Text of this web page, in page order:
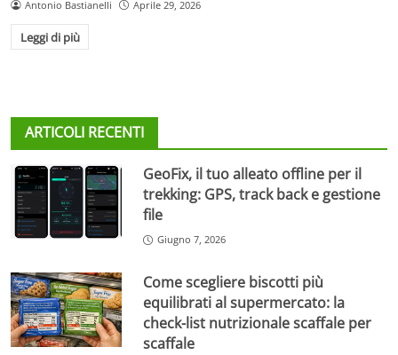
Antonio Bastianelli Aprile 29, 2026
Leggi di più
ARTICOLI RECENTI
GeoFix, il tuo alleato offline per il
trekking: GPS, track back e gestione
file
Giugno 7, 2026
Come scegliere biscotti più
equilibrati al supermercato: la
check-list nutrizionale scaffale per
scaffale